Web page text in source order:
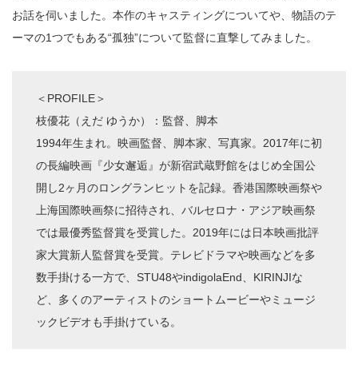
お話を伺いました。本作のキャスティングについてや、物語のテ
ーマの1つでもある“孤独”について監督に直撃してみました。
＜PROFILE＞
枝優花（えだ ゆうか）：監督、脚本
1994年生まれ。映画監督、脚本家、写真家。2017年に初
の長編映画『少女邂逅』が新宿武蔵野館をはじめ全国公
開し2ヶ月のロングランヒットを記録。香港国際映画祭や
上海国際映画祭に招待され、バルセロナ・アジア映画祭
では最優秀監督賞を受賞した。2019年には日本映画批評
家大賞新人監督賞を受賞。テレビドラマや映画などを多
数手掛ける一方で、STU48やindigolaEnd、KIRINJIな
ど、多くのアーティストのショートムービーやミュージ
ックビデオも手掛けている。